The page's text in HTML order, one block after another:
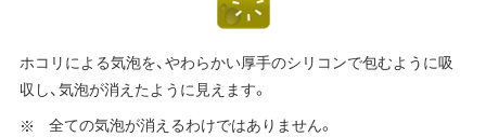
ホコリによる気泡を、やわらかい厚手のシリコンで包むように吸
収し、気泡が消えたように見えます。
全ての気泡が消えるわけではありません。